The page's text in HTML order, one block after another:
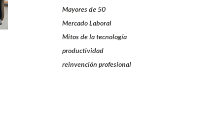
Mayores de 50
Mercado Laboral
Mitos de la tecnología
productividad
reinvención profesional